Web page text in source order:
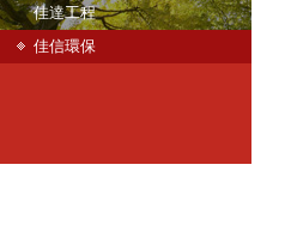
佳達工程
佳信環保